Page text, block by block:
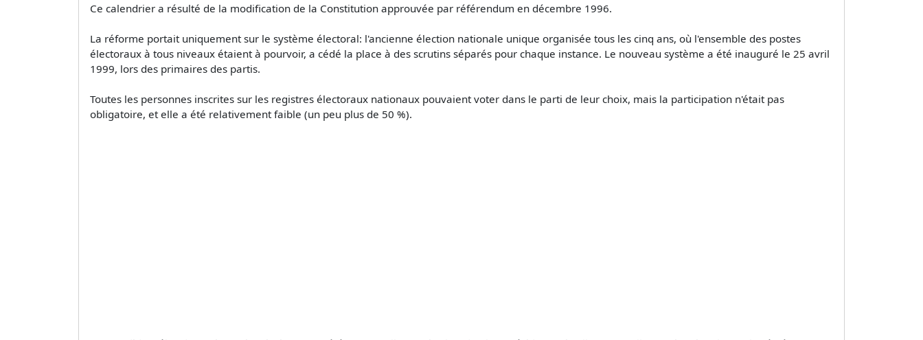
Ce calendrier a résulté de la modification de la Constitution approuvée par référendum en décembre 1996.
La réforme portait uniquement sur le système électoral: l'ancienne élection nationale unique organisée tous les cinq ans, où l'ensemble des postes
électoraux à tous niveaux étaient à pourvoir, a cédé la place à des scrutins séparés pour chaque instance. Le nouveau système a été inauguré le 25 avril
1999, lors des primaires des partis.
Toutes les personnes inscrites sur les registres électoraux nationaux pouvaient voter dans le parti de leur choix, mais la participation n'était pas
obligatoire, et elle a été relativement faible (un peu plus de 50 %).